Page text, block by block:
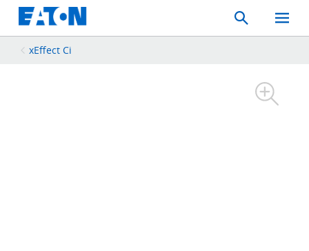
Search
Toggle
Mobile
xEffect Ci